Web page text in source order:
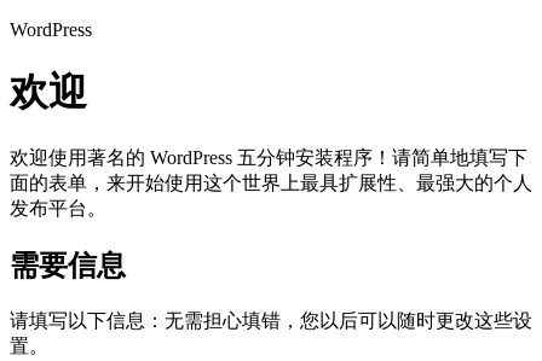
WordPress
欢迎
欢迎使用著名的 WordPress 五分钟安装程序！请简单地填写下
面的表单，来开始使用这个世界上最具扩展性、最强大的个人
发布平台。
需要信息
请填写以下信息：无需担心填错，您以后可以随时更改这些设
置。